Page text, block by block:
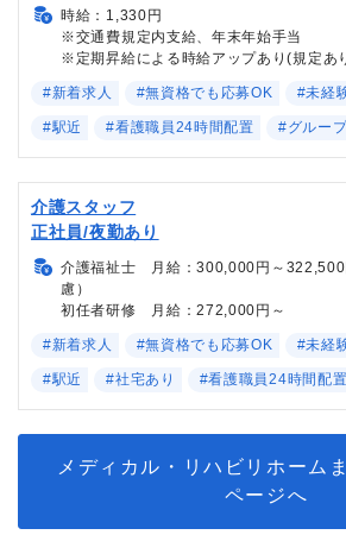
時給：1,330円
※交通費規定内支給、年末年始手当
※定期昇給による時給アップあり(規定あ
#新着求人 #無資格でも応募OK #未経
#駅近 #看護職員24時間配置 #グルー
介護スタッフ
正社員/夜勤あり
介護福祉士 月給：300,000円～322,500
慮）
初任者研修 月給：272,000円～
#新着求人 #無資格でも応募OK #未経
#駅近 #社宅あり #看護職員24時間配置
メディカル・リハビリホーム
ページへ